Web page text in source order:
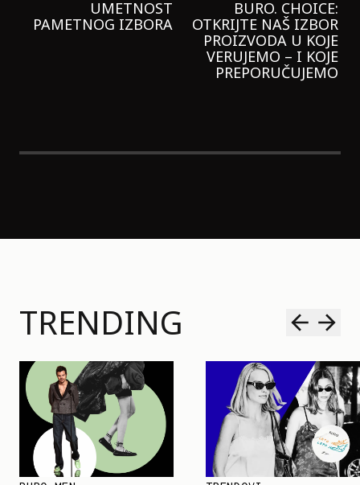
GARNIER KREMU I
NIKADA NIŠTA
LAGANIJE NISAM
KORISTILA
TRENDING